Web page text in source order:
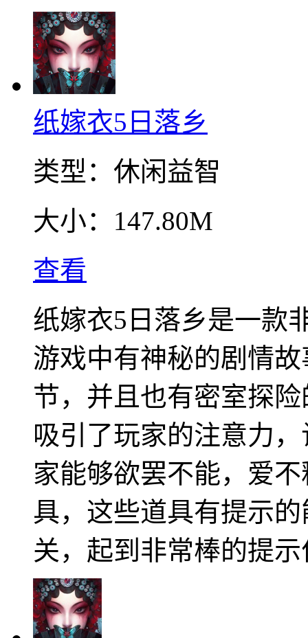
纸嫁衣5日落乡
类型： 休闲益智
大小： 147.80M
查看
纸嫁衣5日落乡是一款
游戏中有神秘的剧情
节，并且也有密室探
吸引了玩家的注意力
家能够欲罢不能，爱
具，这些道具有提示
关，起到非常棒的提